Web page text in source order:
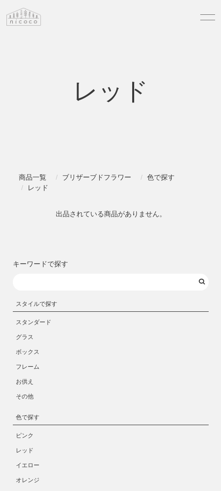
レッド
商品一覧 ブリザーブドフラワー
色で探す
レッド
出品されている商品がありません。
キーワードで探す
スタイルで探す
スタンダード
グラス
ボックス
フレーム
お供え
その他
色で探す
ピンク
レッド
イエロー
オレンジ